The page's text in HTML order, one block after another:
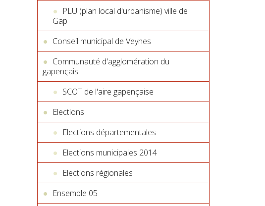
PLU (plan local d'urbanisme) ville de
Gap
Conseil municipal de Veynes
Communauté d'agglomération du
gapençais
SCOT de l'aire gapençaise
Elections
Elections départementales
Elections municipales 2014
Elections régionales
Ensemble 05